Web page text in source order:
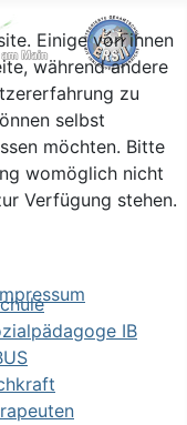
IB
Einige von ihnen
während andere
zu
selbst
möchten. Bitte
womöglich nicht
Verfügung stehen.